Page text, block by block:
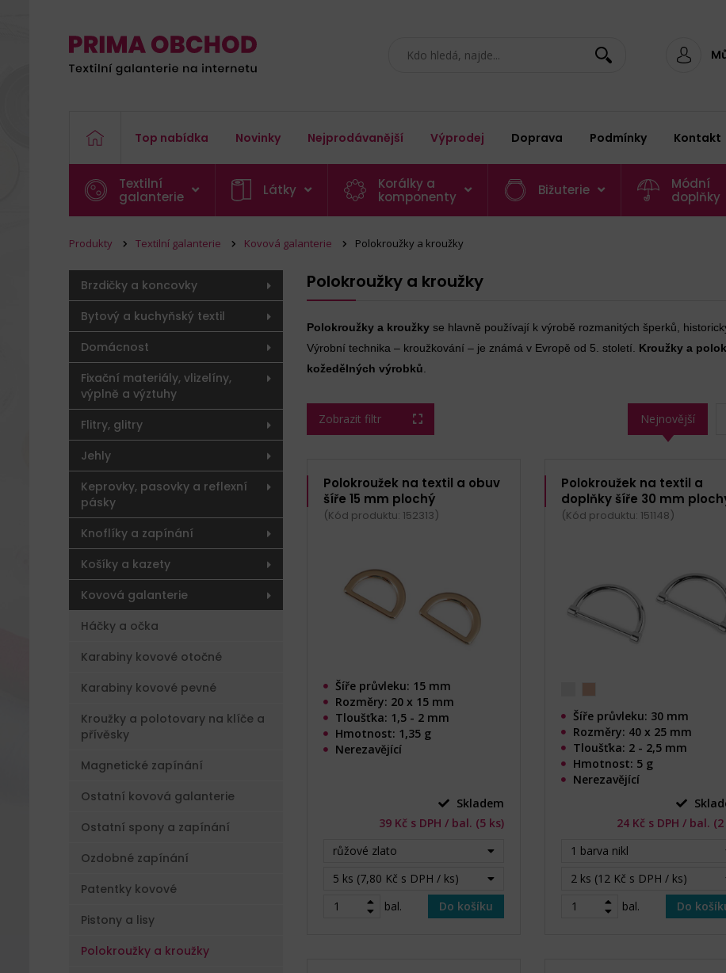
Top nabídka Novinky Nejprodávanější Výprodej Doprava Podmínky Kontakt
Textilní
galanterie
Látky
Korálky a
komponenty
Bižuterie
Módní
doplňky
Produkty Textilní galanterie Kovová galanterie Polokroužky a kroužky
Brzdičky a koncovky
Bytový a kuchyňský textil
Domácnost
Fixační materiály, vlizelíny,
výplně a výztuhy
Flitry, glitry
Jehly
Keprovky, pasovky a reflexní
pásky
Knoflíky a zapínání
Košíky a kazety
Kovová galanterie
Háčky a očka
Karabiny kovové otočné
Karabiny kovové pevné
Kroužky a polotovary na klíče a
přívěsky
Magnetické zapínání
Ostatní kovová galanterie
Ostatní spony a zapínání
Ozdobné zapínání
Patentky kovové
Pistony a lisy
Polokroužky a kroužky
Polokroužky a kroužky
Polokroužky a kroužky se hlavně používají k výrobě rozmanitých šperků,
Výrobní technika – kroužkování – je známá v Evropě od 5. století. Kroužky a
kožedělných výrobků
Zobrazit filtr Nejnovější
Polokroužek na textil a obuv
šíře 15 mm plochý
(Kód produktu: 152313)
Šíře průvleku: 15 mm
Rozměry: 20 x 15 mm
Tloušťka: 1,5 - 2 mm
Hmotnost: 1,35 g
Nerezavějící
Skladem
39 Kč s DPH / bal. (5 ks)
růžové zlato
5 ks (7,80 Kč s DPH / ks)
bal.
Do košíku
Polokroužek na textil a
doplňky šíře 30 mm
(Kód produktu: 151148)
Šíře průvleku: 30 mm
Rozměry: 40 x 25 mm
Tloušťka: 2 - 2,5 mm
Hmotnost: 5 g
Nerezavějící
24 Kč s DPH / bal.
1 barva nikl
2 ks (12 Kč s DPH / ks)
bal.
Do